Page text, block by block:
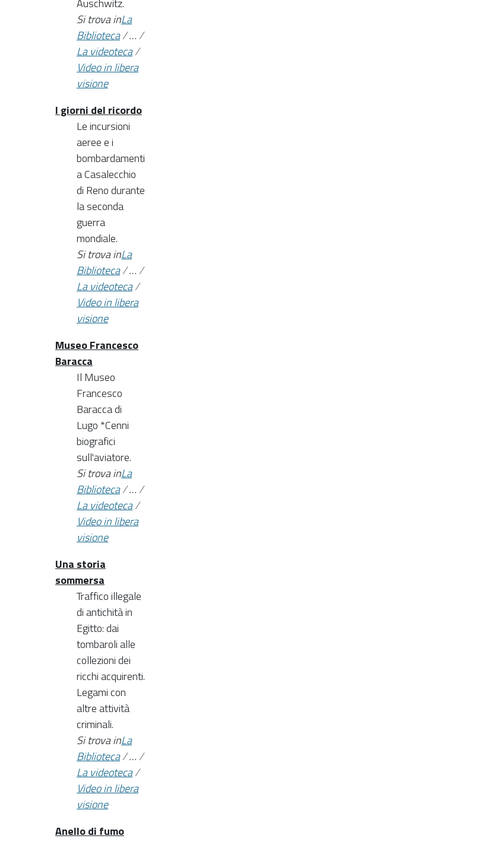
Si trova inLa
Biblioteca/… /
La videoteca/
Video in libera
visione
I giorni del ricordo
Le incursioni
aeree e i
bombardamenti
a Casalecchio
di Reno durante
la seconda
guerra
mondiale.
Si trova inLa
Biblioteca/… /
La videoteca/
Video in libera
visione
Museo Francesco
Baracca
Il Museo
Francesco
Baracca di
Lugo *Cenni
biografici
sull'aviatore.
Si trova inLa
Biblioteca/… /
La videoteca/
Video in libera
visione
Una storia
sommersa
Traffico illegale
di antichità in
Egitto: dai
tombaroli alle
collezioni dei
ricchi acquirenti.
Legami con
altre attività
criminali.
Si trova inLa
Biblioteca/… /
La videoteca/
Video in libera
visione
Anello di fumo